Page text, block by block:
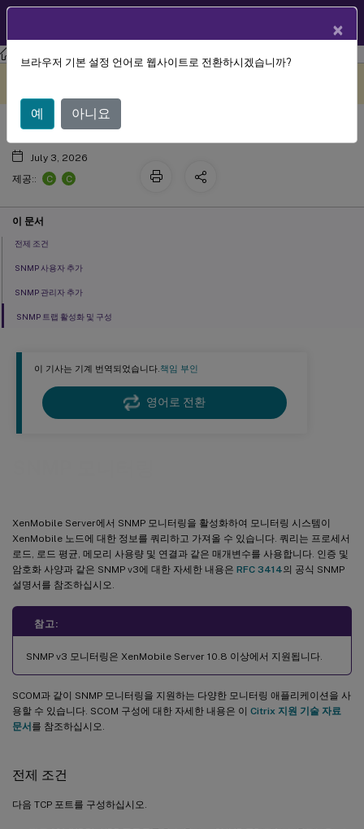
XenMobile Server 현재 릴리스 XenMobile Server
이 기사는 기계 번역되었습니다.책임 부인
영어로 전환
XenMobile Server에서 SNMP 모니터링을 활성화하여 모니터링 시스템이
XenMobile 노드에 대한 정보를 쿼리하고 가져올 수 있습니다. 쿼리는 프로세서
로드, 로드 평균, 메모리 사용량 및 연결과 같은 매개변수를 사용합니다. 인증 및
암호화 사양과 같은 SNMP v3에 대한 자세한 내용은 RFC 3414의 공식 SNMP
설명서를 참조하십시오.
참고:
SNMP v3 모니터링은 XenMobile Server 10.8 이상에서 지원됩니다.
SCOM과 같이 SNMP 모니터링을 지원하는 다양한 모니터링 애플리케이션을 사
용할 수 있습니다. SCOM 구성에 대한 자세한 내용은 이 Citrix 지원 기술 자료
문서를 참조하십시오.
전제 조건
다음 TCP 포트를 구성하십시오.
SNMP 모니터링
July 3, 2026
제공::
C C
이 문서
전제 조건
SNMP 사용자 추가
SNMP 관리자 추가
SNMP 트랩 활성화 및 구성
×
브라우저 기본 설정 언어로 웹사이트로 전환하시겠습니까?
예 아니요